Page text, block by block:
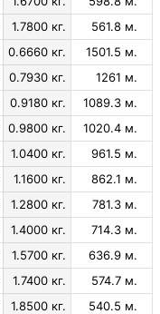
1.7800 кг.
561.8 м.
0.6660 кг.
1501.5 м.
0.7930 кг.
1261 м.
0.9180 кг.
1089.3 м.
0.9800 кг.
1020.4 м.
1.0400 кг.
961.5 м.
1.1600 кг.
862.1 м.
1.2800 кг.
781.3 м.
1.4000 кг.
714.3 м.
1.5700 кг.
636.9 м.
1.7400 кг.
574.7 м.
1.8500 кг.
540.5 м.